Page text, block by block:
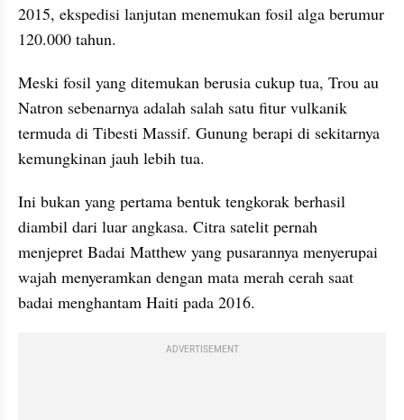
2015, ekspedisi lanjutan menemukan fosil alga berumur
120.000 tahun.
Meski fosil yang ditemukan berusia cukup tua, Trou au
Natron sebenarnya adalah salah satu fitur vulkanik
termuda di Tibesti Massif. Gunung berapi di sekitarnya
kemungkinan jauh lebih tua.
Ini bukan yang pertama bentuk tengkorak berhasil
diambil dari luar angkasa. Citra satelit pernah
menjepret Badai Matthew yang pusarannya menyerupai
wajah menyeramkan dengan mata merah cerah saat
badai menghantam Haiti pada 2016.
ADVERTISEMENT